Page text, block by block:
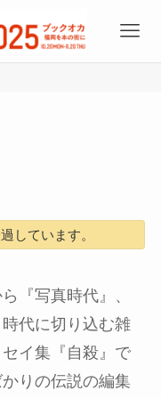
しています。
『写真時代』、
時代に切り込む雑
イ集『自殺』で
りの伝説の編集